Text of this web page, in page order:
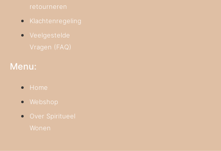
retourneren
Klachtenregeling
Veelgestelde
Vragen (FAQ)
Menu:
Home
Webshop
Over Spiritueel
Wonen